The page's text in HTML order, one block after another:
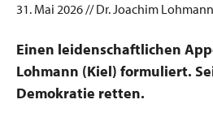
31. Mai 2026 // Dr. Joachim Lohmann
Einen leidenschaftlichen
Lohmann (Kiel) formuliert.
Demokratie retten.